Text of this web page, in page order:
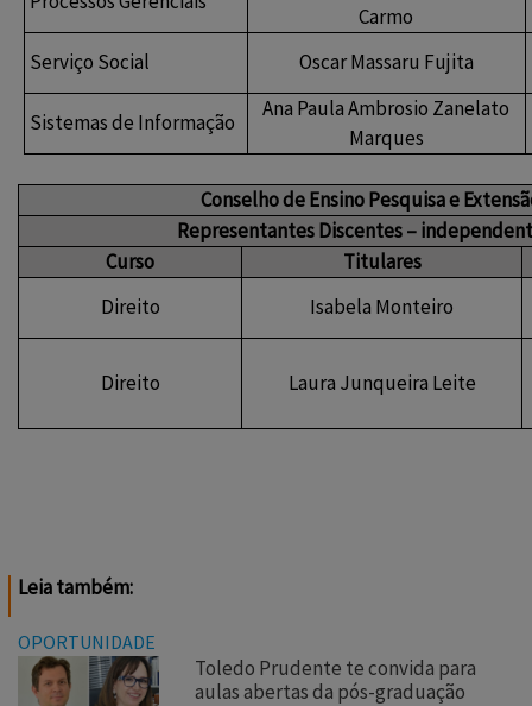
Carmo
Serviço Social
Oscar Massaru Fujita
Sistemas de Informação
Ana Paula Ambrosio Zanelato
Marques
Conselho de Ensino Pesquisa e
Representantes Discentes –
Curso
Titulares
Direito
Isabela Monteiro
Direito Laura Junqueira Leite
Leia também:
OPORTUNIDADE
Toledo Prudente te convida para
aulas abertas da pós-graduação